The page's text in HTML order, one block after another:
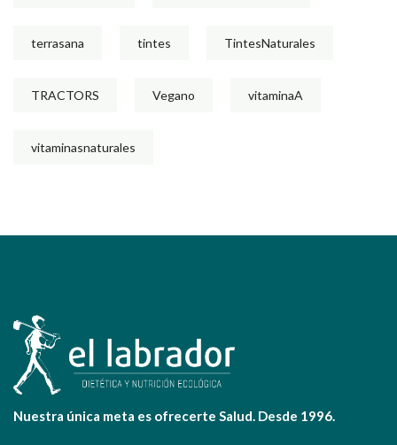
terrasana tintes TintesNaturales
TRACTORS Vegano vitaminaA
vitaminasnaturales
Nuestra única meta es ofrecerte Salud. Desde 1996.